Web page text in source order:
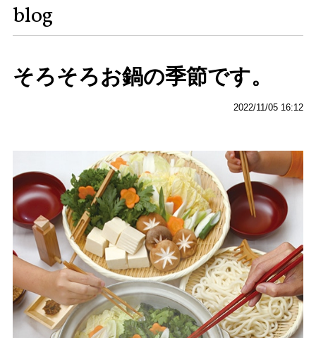
blog
そろそろお鍋の季節です。
2022/11/05 16:12